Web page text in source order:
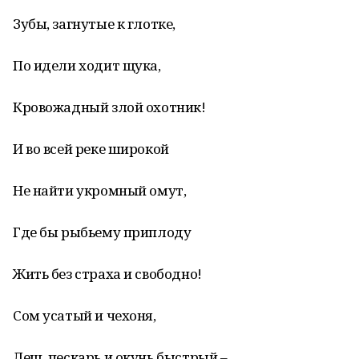
Зубы, загнутые к глотке,
По идели ходит щука,
Кровожадный злой охотник!
И во всей реке широкой
Не найти укромный омут,
Где бы рыбьему приплоду
Жить без страха и свободно!
Сом усатый и чехоня,